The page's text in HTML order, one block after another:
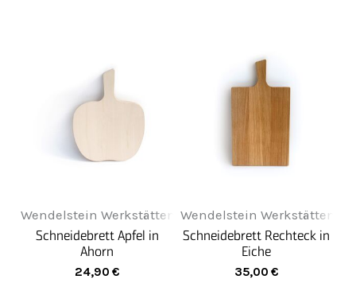
Wendelstein Werkstätten
Schneidebrett Apfel in
Ahorn
24,90 €
Wendelstein Werkstätten
Schneidebrett Rechteck in
Eiche
35,00 €